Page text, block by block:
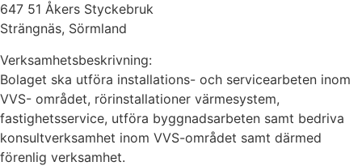
647 51 Åkers Styckebruk
Strängnäs, Sörmland
Verksamhetsbeskrivning:
Bolaget ska utföra installations- och servicearbeten inom
VVS- området, rörinstallationer värmesystem,
fastighetsservice, utföra byggnadsarbeten samt bedriva
konsultverksamhet inom VVS-området samt därmed
förenlig verksamhet.